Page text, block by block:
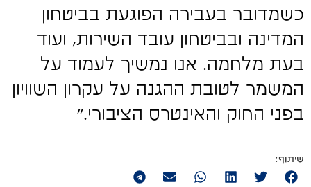
כשמדובר בעבירה הפוגעת בביטחון
המדינה ובביטחון עובד השירות, ועוד
בעת מלחמה. אנו נמשיך לעמוד על
המשמר לטובת ההגנה על עקרון השוויון
בפני החוק והאינטרס הציבורי."